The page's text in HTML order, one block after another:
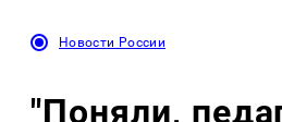
Новости России
"Поняли,